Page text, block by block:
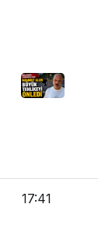
17:41